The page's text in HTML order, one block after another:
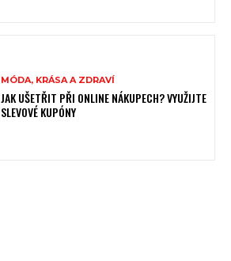
MÓDA, KRÁSA A ZDRAVÍ
JAK UŠETŘIT PŘI ONLINE NÁKUPECH? VYUŽIJTE
SLEVOVÉ KUPÓNY